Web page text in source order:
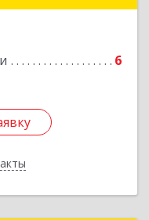
6
Подробнее